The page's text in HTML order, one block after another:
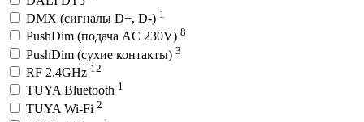
DMX (сигналы D+, D-) 1
PushDim (подача AC 230V) 8
PushDim (сухие контакты) 3
RF 2.4GHz 12
TUYA Bluetooth 1
TUYA Wi-Fi 2